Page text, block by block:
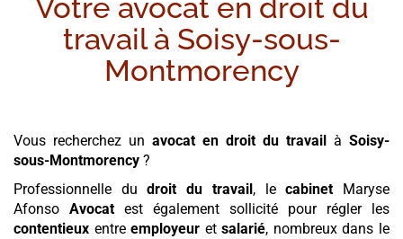
Votre avocat en droit du
travail à Soisy-sous-
Montmorency
Vous recherchez un avocat en droit du travail à Soisy-
sous-Montmorency ?
Professionnelle dudroit du travail , lecabinet Maryse
Afonso Avocat est également sollicité pour régler les
contentieux entreemployeur etsalarié, nombreux dans le